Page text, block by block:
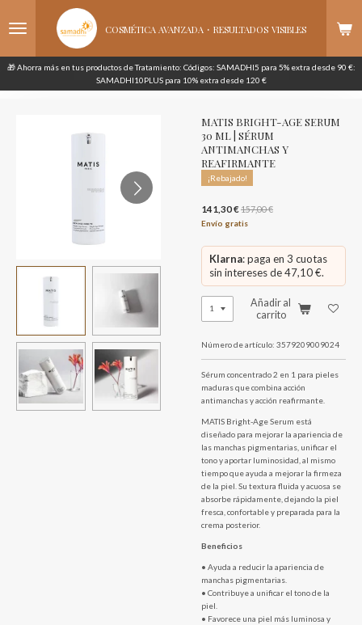
al
COSMÉTICA AVANZADA· RESULTADOS VISIBLES
🎁 Ahorra más en tus productos de Tratamiento: Códigos: SAMADHI5 para 5% extra desde 90 €:
SAMADHI10PLUS para 10% extra desde 120 €
MATIS BRIGHT-AGE SERUM
30 ML | SÉRUM
ANTIMANCHAS Y
REAFIRMANTE
¡Rebajado!
141,30 € 157,00 €
Envío gratis
Klarna: paga en 3 cuotas
sin intereses de 47,10 €.
Añadir al
carrito
Número de artículo: 3579209009024
Sérum concentrado 2 en 1 para pieles
maduras que combina acción
antimanchas y acción reafirmante.
MATIS Bright-Age Serum está
diseñado para mejorar la apariencia de
las manchas pigmentarias, unificar el
tono y aportar luminosidad, al mismo
tiempo que ayuda a mejorar la firmeza
de la piel. Su textura fluida y acuosa se
absorbe rápidamente, dejando la piel
fresca, confortable y preparada para la
crema posterior.
Beneficios
• Ayuda a reducir la apariencia de
manchas pigmentarias.
• Contribuye a unificar el tono de la
piel.
• Favorece una piel más luminosa y